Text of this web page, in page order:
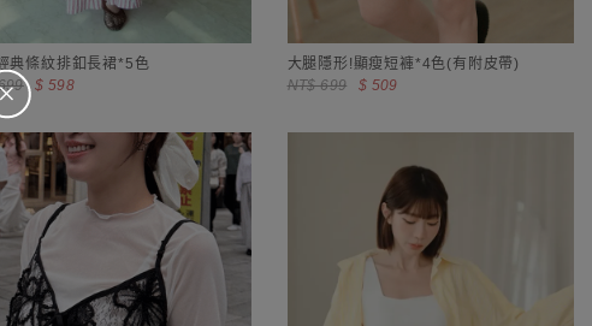
典條紋排釦長裙*5色
$ 598
大腿隱形!顯瘦短褲*4色(有附皮帶)
NT$ 699
$ 509